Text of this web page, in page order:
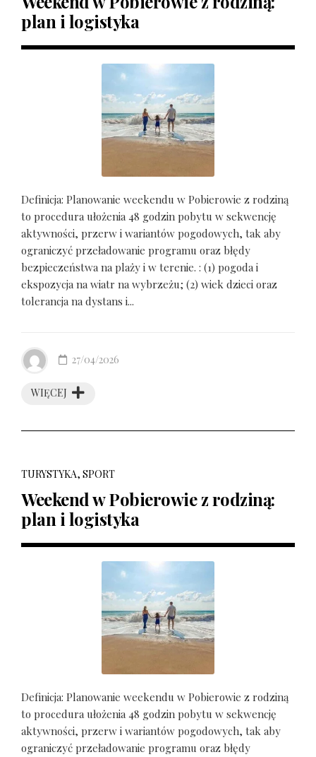
plan i logistyka
Definicja: Planowanie weekendu w Pobierowie z rodziną
to procedura ułożenia 48 godzin pobytu w sekwencję
aktywności, przerw i wariantów pogodowych, tak aby
ograniczyć przeładowanie programu oraz błędy
bezpieczeństwa na plaży i w terenie. : (1) pogoda i
ekspozycja na wiatr na wybrzeżu; (2) wiek dzieci oraz
tolerancja na dystans i...
WIĘCEJ
27/04/2026
TURYSTYKA, SPORT
Weekend w Pobierowie z rodziną:
plan i logistyka
Definicja: Planowanie weekendu w Pobierowie z rodziną
to procedura ułożenia 48 godzin pobytu w sekwencję
aktywności, przerw i wariantów pogodowych, tak aby
ograniczyć przeładowanie programu oraz błędy